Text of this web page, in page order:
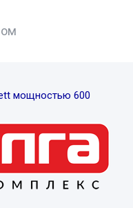
мощностью 600